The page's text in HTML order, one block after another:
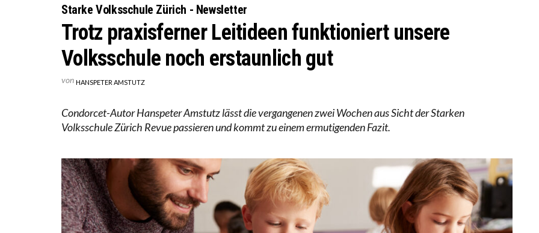
Starke Volksschule Zürich - Newsletter
Trotz praxisferner Leitideen funktioniert unsere
Volksschule noch erstaunlich gut
von HANSPETER AMSTUTZ
Condorcet-Autor Hanspeter Amstutz lässt die vergangenen zwei Wochen aus Sicht der Starken
Volksschule Zürich Revue passieren und kommt zu einem ermutigenden Fazit.